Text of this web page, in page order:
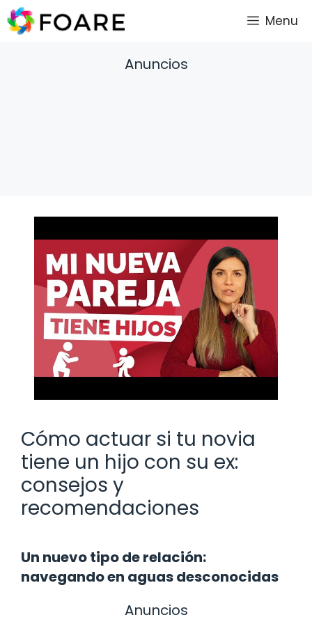
Saltar
al
Menu
Anuncios
Cómo actuar si tu novia
tiene un hijo con su ex:
consejos y
recomendaciones
Un nuevo tipo de relación:
navegando en aguas desconocidas
Anuncios